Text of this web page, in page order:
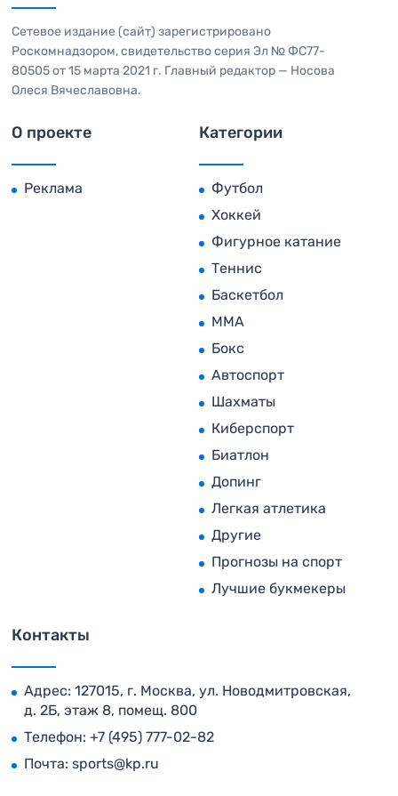
Сетевое издание (сайт) зарегистрировано
Роскомнадзором, свидетельство серия Эл № ФС77-
80505 от 15 марта 2021 г. Главный редактор — Носова
Олеся Вячеславовна.
О проекте
Реклама
Категории
Футбол
Хоккей
Фигурное катание
Теннис
Баскетбол
MMA
Бокс
Автоспорт
Шахматы
Киберспорт
Биатлон
Допинг
Легкая атлетика
Другие
Прогнозы на спорт
Лучшие букмекеры
Контакты
Адрес: 127015, г. Москва, ул. Новодмитровская,
д. 2Б, этаж 8, помещ. 800
Телефон: +7 (495) 777-02-82
Почта: sports@kp.ru